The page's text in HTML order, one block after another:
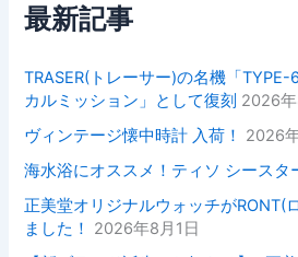
最新記事
TRASER(トレーサー)の名機「
カルミッション」として復刻 2026
ヴィンテージ懐中時計 入荷！
2026
海水浴にオススメ！ティソ シースタ
正美堂オリジナルウォッチがRONT(
ました！
2026年8月1日